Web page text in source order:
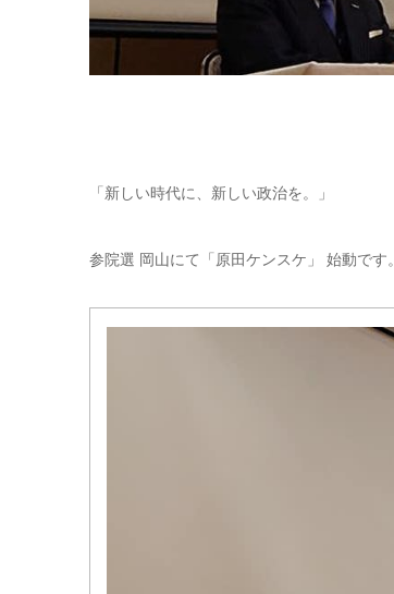
「新しい時代に、新しい政治を。」
参院選 岡山にて「原田ケンスケ」 始動です。